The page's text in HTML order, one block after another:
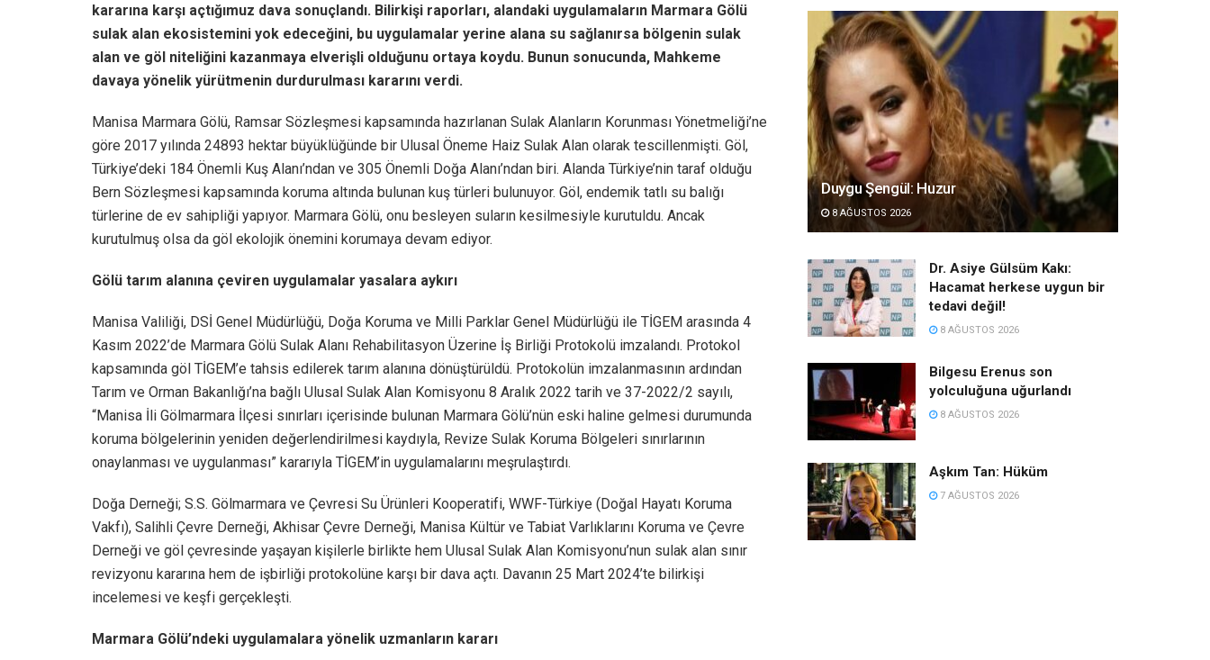
kararına karşı açtığımuz dava sonuçlandı. Bilirkişi raporları, alandaki uygulamaların Marmara Gölü
sulak alan ekosistemini yok edeceğini, bu uygulamalar yerine alana su sağlanırsa bölgenin sulak
alan ve göl niteliğini kazanmaya elverişli olduğunu ortaya koydu. Bunun sonucunda, Mahkeme
davaya yönelik yürütmenin durdurulması kararını verdi.
Manisa Marmara Gölü, Ramsar Sözleşmesi kapsamında hazırlanan Sulak Alanların Korunması Yönetmeliği’ne
göre 2017 yılında 24893 hektar büyüklüğünde bir Ulusal Öneme Haiz Sulak Alan olarak tescillenmişti. Göl,
Türkiye’deki 184 Önemli Kuş Alanı’ndan ve 305 Önemli Doğa Alanı’ndan biri. Alanda Türkiye’nin taraf olduğu
Bern Sözleşmesi kapsamında koruma altında bulunan kuş türleri bulunuyor. Göl, endemik tatlı su balığı
türlerine de ev sahipliği yapıyor. Marmara Gölü, onu besleyen suların kesilmesiyle kurutuldu. Ancak
kurutulmuş olsa da göl ekolojik önemini korumaya devam ediyor.
Gölü tarım alanına çeviren uygulamalar yasalara aykırı
Manisa Valiliği, DSİ Genel Müdürlüğü, Doğa Koruma ve Milli Parklar Genel Müdürlüğü ile TİGEM arasında 4
Kasım 2022’de Marmara Gölü Sulak Alanı Rehabilitasyon Üzerine İş Birliği Protokolü imzalandı. Protokol
kapsamında göl TİGEM’e tahsis edilerek tarım alanına dönüştürüldü. Protokolün imzalanmasının ardından
Tarım ve Orman Bakanlığı’na bağlı Ulusal Sulak Alan Komisyonu 8 Aralık 2022 tarih ve 37-2022/2 sayılı,
“Manisa İli Gölmarmara İlçesi sınırları içerisinde bulunan Marmara Gölü’nün eski haline gelmesi durumunda
koruma bölgelerinin yeniden değerlendirilmesi kaydıyla, Revize Sulak Koruma Bölgeleri sınırlarının
onaylanması ve uygulanması” kararıyla TİGEM’in uygulamalarını meşrulaştırdı.
Doğa Derneği; S.S. Gölmarmara ve Çevresi Su Ürünleri Kooperatifi, WWF-Türkiye (Doğal Hayatı Koruma
Vakfı), Salihli Çevre Derneği, Akhisar Çevre Derneği, Manisa Kültür ve Tabiat Varlıklarını Koruma ve Çevre
Derneği ve göl çevresinde yaşayan kişilerle birlikte hem Ulusal Sulak Alan Komisyonu’nun sulak alan sınır
revizyonu kararına hem de işbirliği protokolüne karşı bir dava açtı. Davanın 25 Mart 2024’te bilirkişi
incelemesi ve keşfi gerçekleşti.
Marmara Gölü’ndeki uygulamalara yönelik uzmanların kararı
Duygu Şengül: Huzur
8 AĞUSTOS 2026
Dr. Asiye Gülsüm Kakı:
Hacamat herkese uygun bir
tedavi değil!
8 AĞUSTOS 2026
Bilgesu Erenus son
yolculuğuna uğurlandı
8 AĞUSTOS 2026
Aşkım Tan: Hüküm
7 AĞUSTOS 2026